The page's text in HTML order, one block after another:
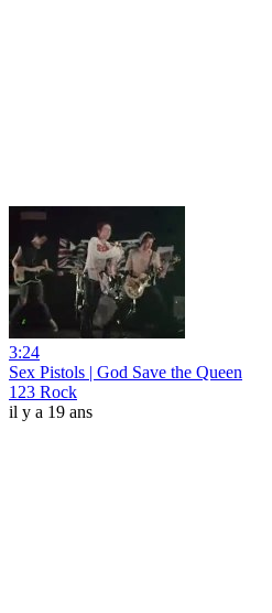
3:24
Sex Pistols | God Save the Queen
123 Rock
il y a 19 ans